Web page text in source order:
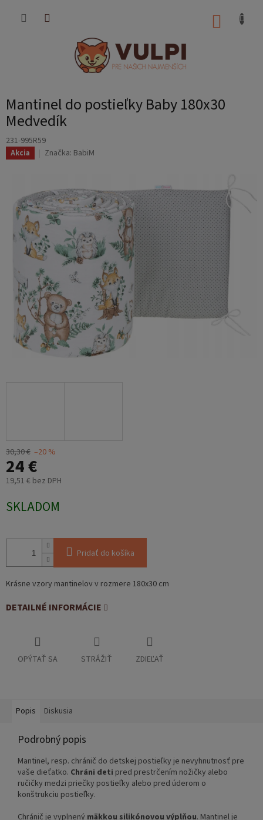
Mantinel do postieľky Baby 180x30
Medvedík
231-995R59
Akcia Značka: BabiM
30,30 € –20 %
24 €
19,51 € bez DPH
cena:
SKLADOM
Pridať do košíka
Krásne vzory mantinelov v rozmere 180x30 cm
DETAILNÉ INFORMÁCIE
OPÝTAŤ SA STRÁŽIŤ ZDIEĽAŤ
Popis Diskusia
Podrobný popis
Mantinel, resp. chránič do detskej postieľky je nevyhnutnosť pre
vaše dieťatko. Chráni deti pred prestrčením nožičky alebo
ručičky medzi priečky postieľky alebo pred úderom o
konštrukciu postieľky.
Chránič je vyplnený mäkkou silikónovou výplňou. Mantinel je